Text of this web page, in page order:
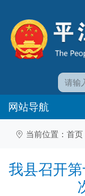
网站导航
当前位置： 首页
我县召开